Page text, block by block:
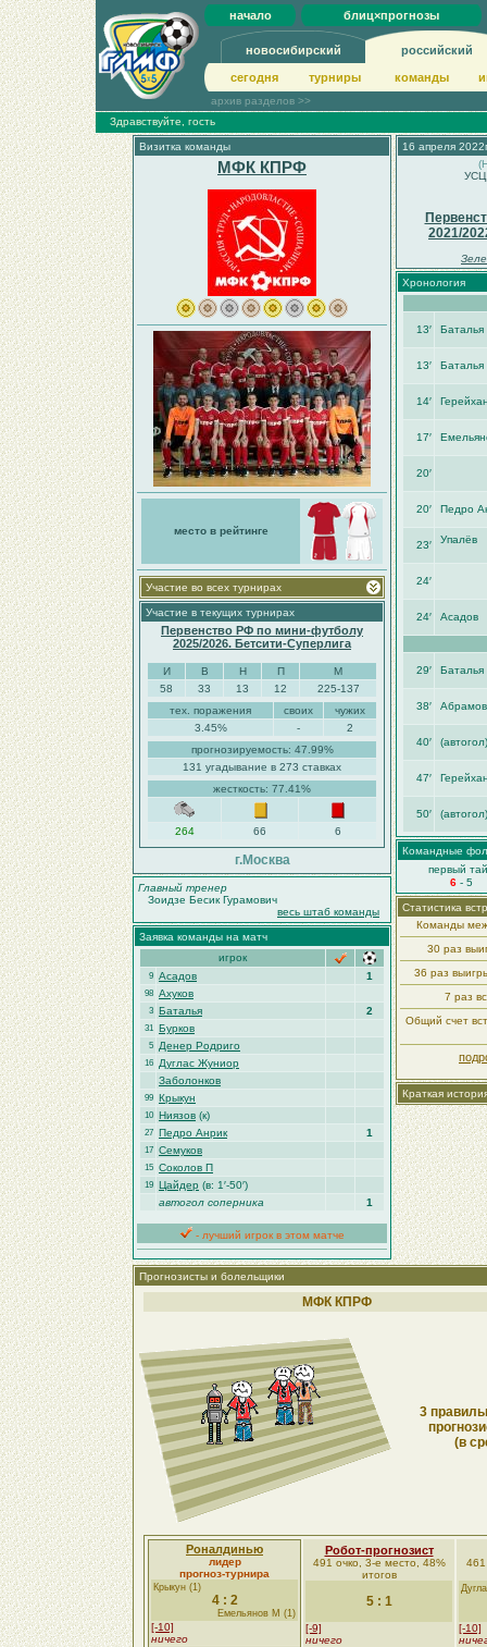
начало блиц×прогнозы
новосибирский российский
сегодня турниры команды
архив разделов >>
Здравствуйте, гость
Визитка команды
МФК КПРФ
место в рейтинге
Участие во всех турнирах
Участие в текущих турнирах
Первенство РФ по мини-футболу
2025/2026. Бетсити-Суперлига
И В Н П
М
58
33 13 12
225-137
тех. поражения
своих
чужих
3.45%
-
2
прогнозируемость: 47.99%
131 угадывание в 273 ставках
жесткость: 77.41%
264 66 6
г.Москва
Главный тренер
Зоидзе Бесик Гурамович
весь штаб команды
Заявка команды на матч
игрок
9 Асадов 1
98 Ахуков
3 Баталья 2
31 Бурков
5 Денер Родриго
16
Дуглас Жуниор
Заболонков
99 Крыкун
10 Ниязов (к)
27 Педро Анрик 1
17 Семуков
15 Соколов П
19 Цайдер (в: 1′-50′)
автогол соперника
1
- лучший игрок в этом матче
16 апреля
УСЦ
2021/
Хронология
13′ Баталья
13′ Баталья
14′
17′
20′
20′ Педро
23′ Упалёв
24′
24′ Асадов
29′ Баталья
38′
40′ (автогол)
47′
50′ (автогол)
Командные
первый
6 - 5
Статистика
Команды
30 раз
36 раз
7 раз
Общий счет
Краткая
Прогнозисты и болельщики
МФК КПРФ
3
(в
Роналдинью
лидер
прогноз-турнира
Крыкун (1)
4 : 2
Емельянов М (1)
[-10]
ничего
Робот-прогнозист
491 очко, 3-е место, 48%
итогов
5 : 1
[-9]
ничего
461
[-10]